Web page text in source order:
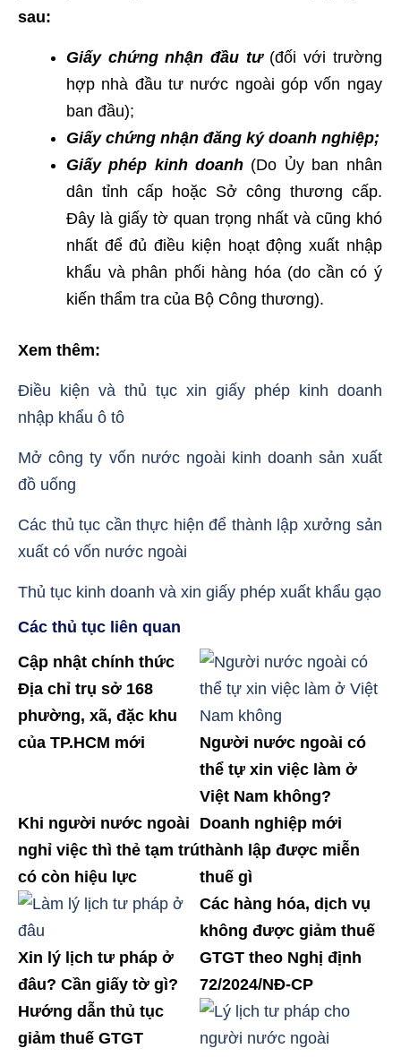
sau:
Giấy chứng nhận đầu tư(đối với trường
hợp nhà đầu tư nước ngoài góp vốn ngay
ban đầu);
Giấy chứng nhận đăng ký doanh nghiệp;
Giấy phép kinh doanh (Do Ủy ban nhân
dân tỉnh cấp hoặc Sở công thương cấp.
Đây là giấy tờ quan trọng nhất và cũng khó
nhất để đủ điều kiện hoạt động xuất nhập
khẩu và phân phối hàng hóa (do cần có ý
kiến thẩm tra của Bộ Công thương).
Xem thêm:
Điều kiện và thủ tục xin giấy phép kinh doanh
nhập khẩu ô tô
Mở công ty vốn nước ngoài kinh doanh sản xuất
đồ uống
Các thủ tục cần thực hiện để thành lập xưởng sản
xuất có vốn nước ngoài
Thủ tục kinh doanh và xin giấy phép xuất khẩu gạo
Các thủ tục liên quan
Cập nhật chính thức
Địa chỉ trụ sở 168
phường, xã, đặc khu
của TP.HCM mới
Người nước ngoài có
thể tự xin việc làm ở
Việt Nam không?
Khi người nước ngoài
nghỉ việc thì thẻ tạm trú
có còn hiệu lực
Doanh nghiệp mới
thành lập được miễn
thuế gì
Xin lý lịch tư pháp ở
đâu? Cần giấy tờ gì?
Các hàng hóa, dịch vụ
không được giảm thuế
GTGT theo Nghị định
72/2024/NĐ-CP
Hướng dẫn thủ tục
giảm thuế GTGT